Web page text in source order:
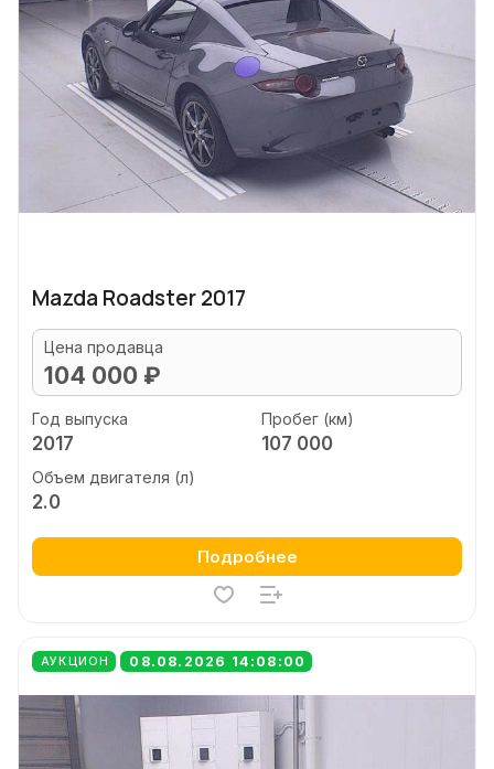
Mazda Roadster 2017
Цена продавца
104 000 ₽
Год выпуска
2017
Пробег (км)
107 000
Объем двигателя (л)
2.0
Подробнее
АУКЦИОН 08.08.2026 14:08:00